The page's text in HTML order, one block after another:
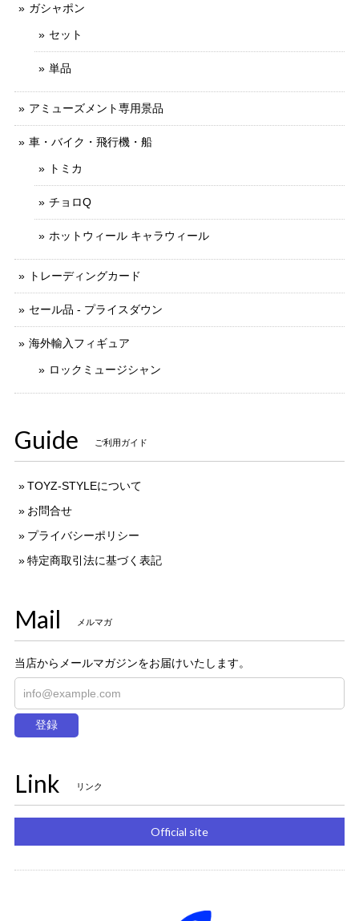
ガシャポン
セット
単品
アミューズメント専用景品
車・バイク・飛行機・船
トミカ
チョロQ
ホットウィール キャラウィール
トレーディングカード
セール品 - プライスダウン
海外輸入フィギュア
ロックミュージシャン
Guide ご利用ガイド
TOYZ-STYLEについて
お問合せ
プライバシーポリシー
特定商取引法に基づく表記
Mail メルマガ
当店からメールマガジンをお届けいたします。
登録
Link リンク
Official site